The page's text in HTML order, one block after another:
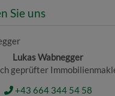
Sie uns
Lukas Wabnegger
geprüfter
+43 664 344 54 58